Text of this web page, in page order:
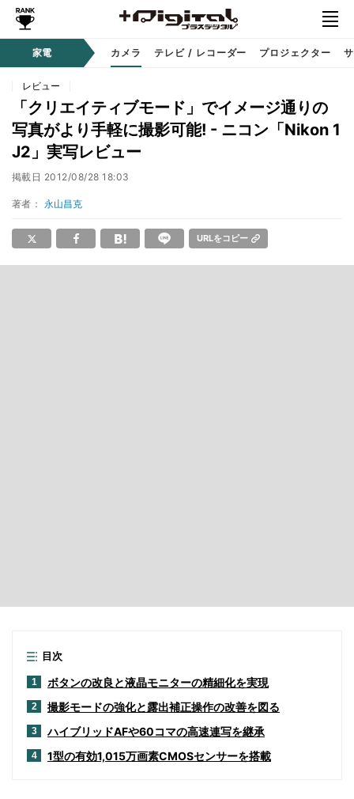
家電 カメラ テレビ / レコーダー プロジェクター
レビュー
「クリエイティブモード」でイメージ通りの
写真がより手軽に撮影可能! - ニコン「Nikon 1
J2」実写レビュー
掲載日 2012/08/28 18:03
著者： 永山昌克
URLをコピー
目次
1 ボタンの改良と液晶モニターの精細化を実現
2 撮影モードの強化と露出補正操作の改善を図る
3 ハイブリッドAFや60コマの高速連写を継承
4 1型の有効1,015万画素CMOSセンサーを搭載